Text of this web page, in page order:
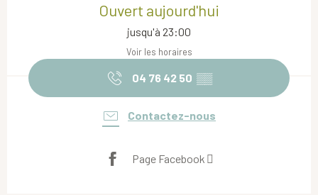
Ouvert aujourd'hui
jusqu'à 23:00
Voir les horaires
04 76 42 50 ▒▒
Contactez-nous
Page Facebook